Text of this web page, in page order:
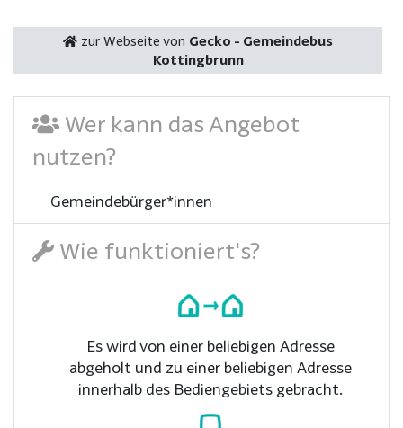
zur Webseite von Gecko - Gemeindebus
Kottingbrunn
Wer kann das Angebot
nutzen?
Gemeindebürger*innen
Wie funktioniert's?
Es wird von einer beliebigen Adresse
abgeholt und zu einer beliebigen Adresse
innerhalb des Bediengebiets gebracht.